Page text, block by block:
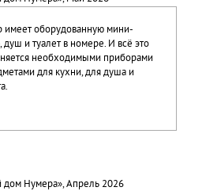
имеет оборудованную мини-
душ и туалет в номере. И всё это
необходимыми приборами
для кухни, для душа и
дом Нумера», Апрель 2026